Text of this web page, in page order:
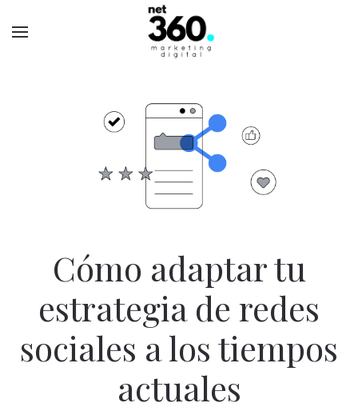
Cómo adaptar tu
estrategia de redes
sociales a los tiempos
actuales